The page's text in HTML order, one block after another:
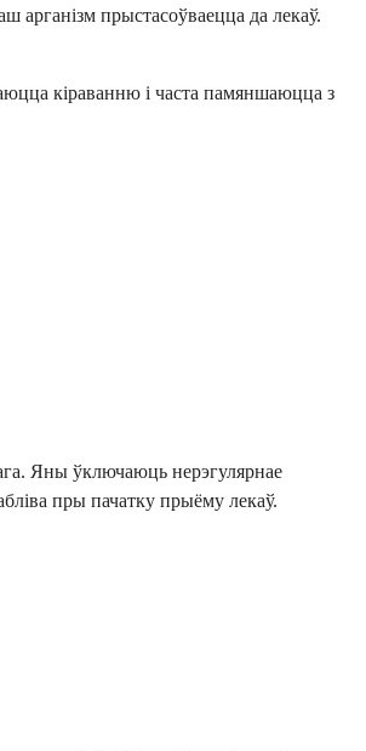
арганізм прыстасоўваецца да лекаў.
кіраванню і часта памяншаюцца з
Яны ўключаюць нерэгулярнае
пры пачатку прыёму лекаў.